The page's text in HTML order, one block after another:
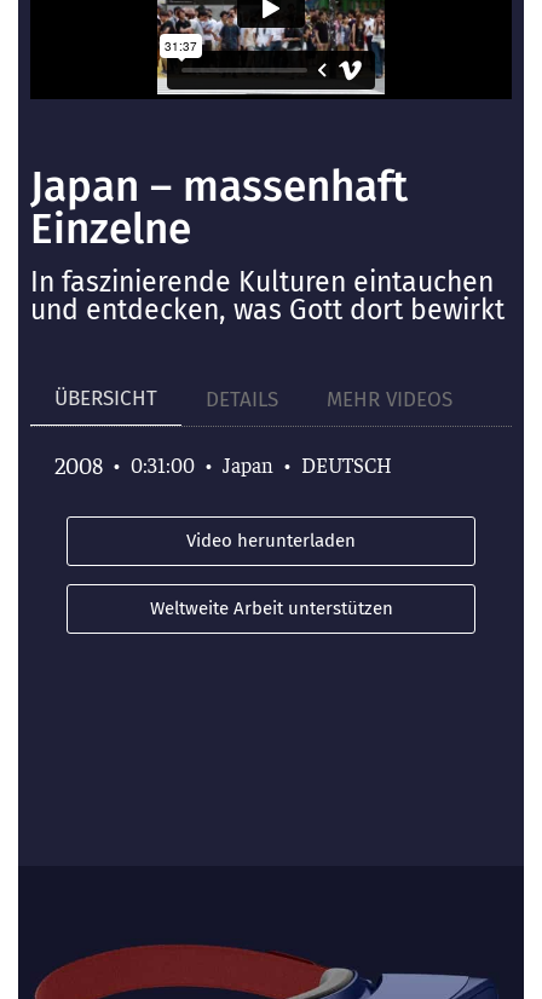
Japan – massenhaft
Einzelne
In faszinierende Kulturen eintauchen
und entdecken, was Gott dort bewirkt
ÜBERSICHT DETAILS MEHR VIDEOS
2008 • 0:31:00 • Japan • DEUTSCH
Video herunterladen
Weltweite Arbeit unterstützen